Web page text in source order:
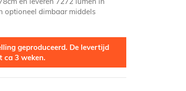
optioneel dimbaar middels
geproduceerd. De levertijd
ca 3 weken.